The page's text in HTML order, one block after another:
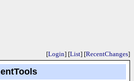
[Login] [List] [RecentChanges]